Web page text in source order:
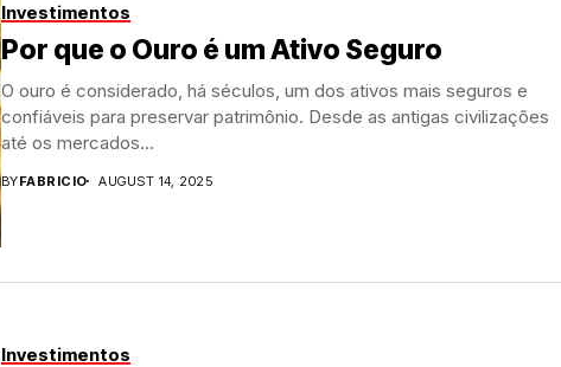
Investimentos
Por que o Ouro é um Ativo Seguro
O ouro é considerado, há séculos, um dos ativos mais seguros e
confiáveis para preservar patrimônio. Desde as antigas civilizações
até os mercados...
BYFABRICIO AUGUST 14, 2025
Investimentos